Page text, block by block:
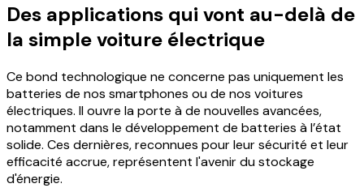
Des applications qui vont au-delà de
la simple voiture électrique
Ce bond technologique ne concerne pas uniquement les
batteries de nos smartphones ou de nos voitures
électriques. Il ouvre la porte à de nouvelles avancées,
notamment dans le développement de batteries à l’état
solide. Ces dernières, reconnues pour leur sécurité et leur
efficacité accrue, représentent l'avenir du stockage
d'énergie.